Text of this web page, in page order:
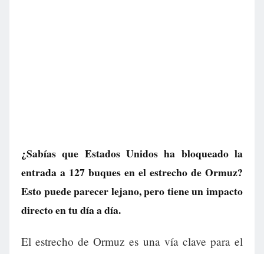
¿Sabías que Estados Unidos ha bloqueado la
entrada a 127 buques en el estrecho de Ormuz?
Esto puede parecer lejano, pero tiene un impacto
directo en tu día a día.
El estrecho de Ormuz es una vía clave para el